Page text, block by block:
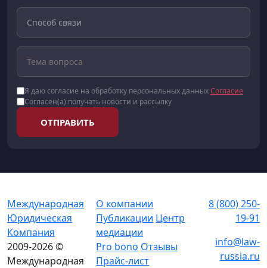
Я даю согласие на обработку персональных данныхСогласие
Согласен(а) получать новости и рассылку
ОТПРАВИТЬ
Международная
Юридическая
Компания
2009-2026 ©
Международная
О компании
Публикации Центр
медиации
Pro bono Отзывы
Прайс-лист
8 (800) 250-
19-91
info@law-
russia.ru